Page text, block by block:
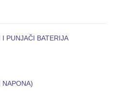
PUNJAČI BATERIJA
NAPONA)